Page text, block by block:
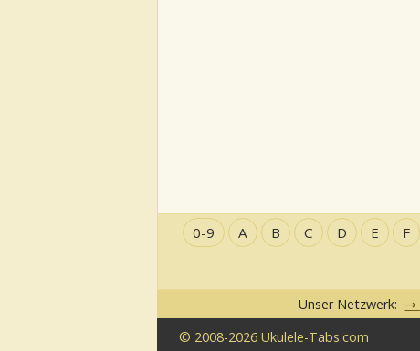
0-9 A B C D E F
Unser Netzwerk:
© 2008-2026 Ukulele-Tabs.com